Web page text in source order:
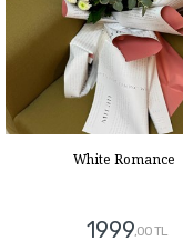
White Romance
1999,00 TL